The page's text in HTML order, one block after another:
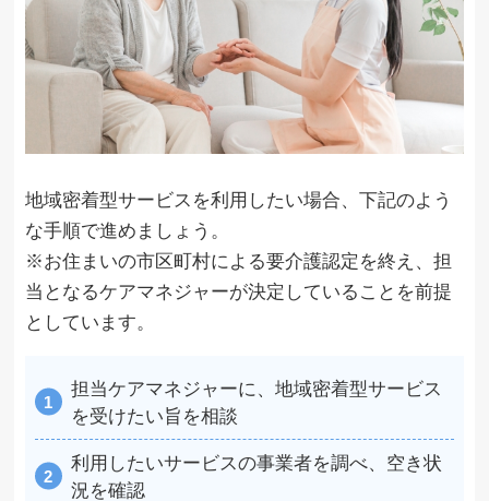
地域密着型サービスを利用したい場合、下記のよう
な手順で進めましょう。
※お住まいの市区町村による要介護認定を終え、担
当となるケアマネジャーが決定していることを前提
としています。
担当ケアマネジャーに、地域密着型サービス
を受けたい旨を相談
利用したいサービスの事業者を調べ、空き状
況を確認